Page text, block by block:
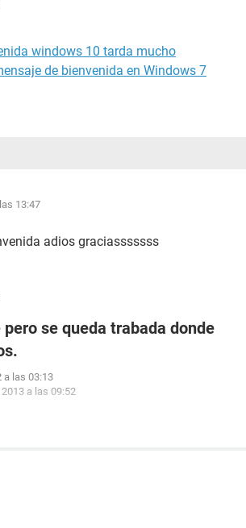
windows 10 tarda mucho
de bienvenida en Windows 7
13:47
adios graciasssssss
se queda trabada donde
a las 03:13
2013 a las 09:52